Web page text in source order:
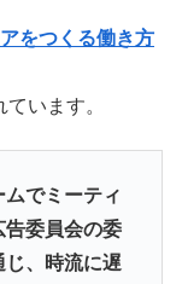
をつくる働き方
います。
でミーティ
告委員会の委
じ、時流に遅